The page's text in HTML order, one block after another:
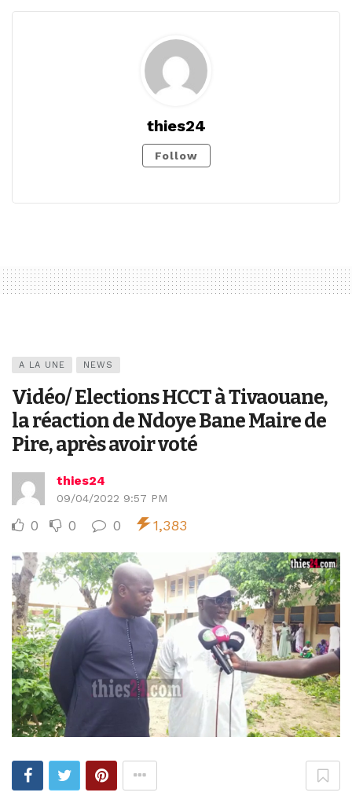
thies24
Follow
A LA UNE NEWS
Vidéo/ Elections HCCT à Tivaouane,
la réaction de Ndoye Bane Maire de
Pire, après avoir voté
thies24
09/04/2022 9:57 PM
0 0 0 1,383